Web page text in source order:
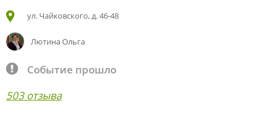
ул. Чайковского, д. 46-48
Лютина Ольга
Событие прошло
503 отзыва